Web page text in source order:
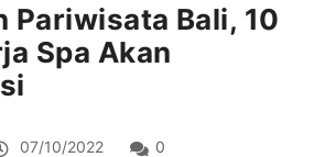
Pariwisata Bali, 10
Spa Akan
07/10/2022 0